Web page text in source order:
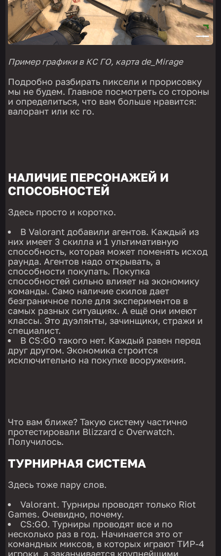
Пример графики в КС ГО, карта de_Mirage
Подробно разбирать пиксели и прорисовку
мы не будем. Главное посмотреть со стороны
и определиться, что вам больше нравится:
валорант или кс го.
НАЛИЧИЕ ПЕРСОНАЖЕЙ И
СПОСОБНОСТЕЙ
Здесь просто и коротко.
В Valorant добавили агентов. Каждый из
них имеет 3 скилла и 1 ультимативную
способность, которая может поменять исход
раунда. Агентов надо открывать, а
способности покупать. Покупка
способностей сильно влияет на экономику
команды. Само наличие скилов дает
безграничное поле для экспериментов в
самых разных ситуациях. А ещё они имеют
классы. Это дуэлянты, зачинщики, стражи и
специалист.
В CS:GO такого нет. Каждый равен перед
друг другом. Экономика строится
исключительно на покупке вооружения.
Что вам ближе? Такую систему частично
протестировали Blizzard с Overwatch.
Получилось.
ТУРНИРНАЯ СИСТЕМА
Здесь тоже пару слов.
Valorant. Турниры проводят только Riot
Games. Очевидно, почему.
CS:GO. Турниры проводят все и по
несколько раз в год. Начинается это от
командных миксов, в которых играют ТИР-4
игроки, а заканчивается крупнейшими